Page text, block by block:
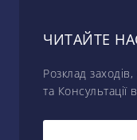
ЧИТАЙТЕ
Розклад заходів,
та Консультації